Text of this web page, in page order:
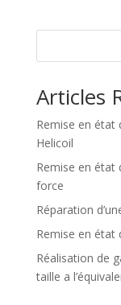
e
:
Articles
Remise en état
Helicoil
Remise en état
force
Réparation
Remise en état
Réalisation de
taille a